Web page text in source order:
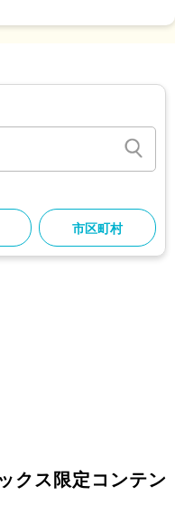
市区町村
クス限定コンテン